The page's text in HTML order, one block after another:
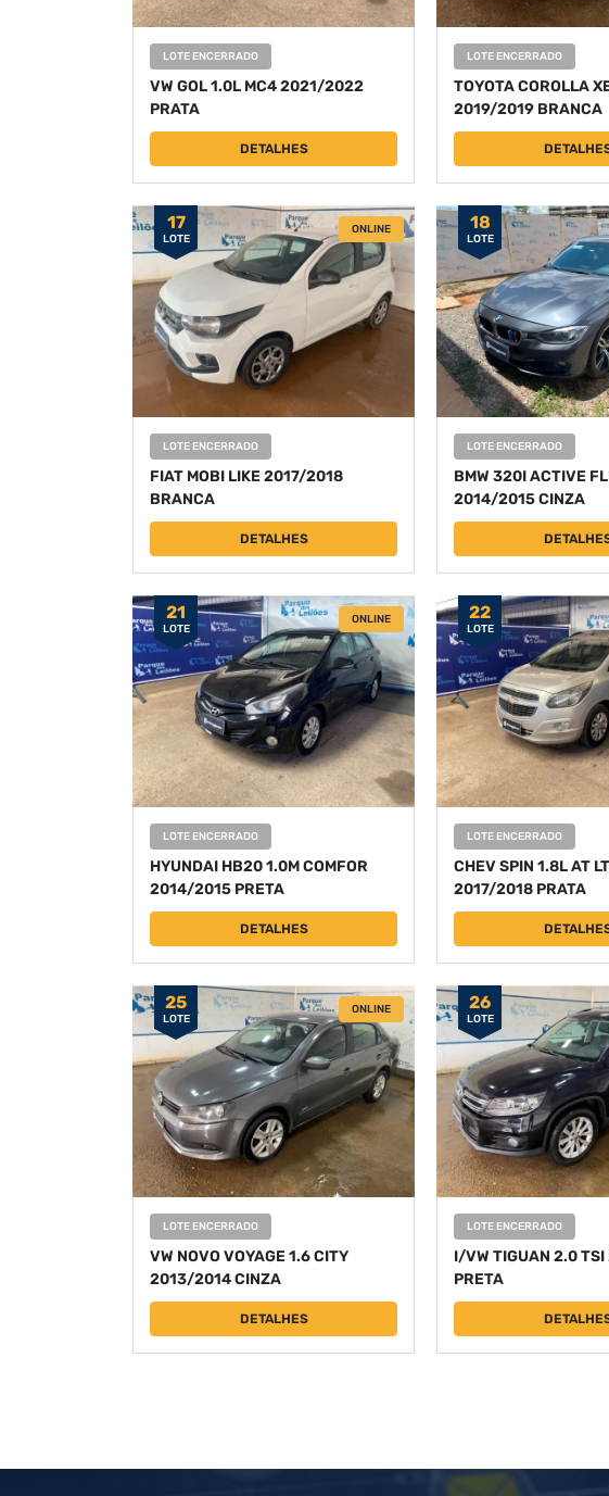
LOTE ENCERRADO
VW GOL 1.0L MC4 2021/2022
PRATA
DETALHES
LOTE ENCERRADO
TOYOTA COROLLA
2019/2019 BRANCA
17
LOTE
ONLINE
LOTE ENCERRADO
FIAT MOBI LIKE 2017/2018
BRANCA
DETALHES
18
LOTE
LOTE ENCERRADO
BMW 320I ACTIVE
2014/2015 CINZA
21
LOTE
ONLINE
LOTE ENCERRADO
HYUNDAI HB20 1.0M COMFOR
2014/2015 PRETA
DETALHES
22
LOTE
LOTE ENCERRADO
CHEV SPIN 1.8L AT
2017/2018 PRATA
25
LOTE
ONLINE
LOTE ENCERRADO
VW NOVO VOYAGE 1.6 CITY
2013/2014 CINZA
DETALHES
26
LOTE
LOTE ENCERRADO
I/VW TIGUAN 2.0
PRETA